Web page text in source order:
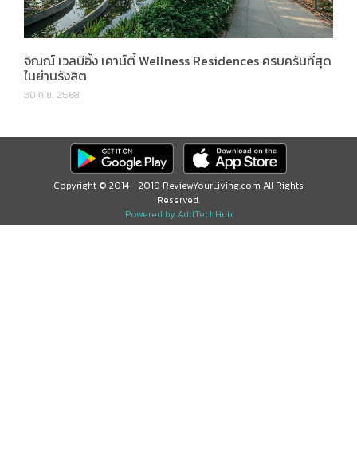
จิณณ์ เวลบีอิ้ง เคาน์ตี้ Wellness Residences ครบครันที่สุด
ในย่านรังสิต
30 ก.ย. 2568
Copyright © 2014 - 2019 ReviewYourLiving.com All Rights
Reserved.
Powered by AddTechHub